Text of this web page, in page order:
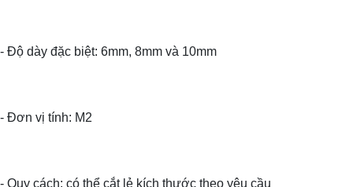
- Độ dày đặc biệt: 6mm, 8mm và 10mm
- Đơn vị tính: M2
- Quy cách: có thể cắt lẻ kích thước theo yêu cầu